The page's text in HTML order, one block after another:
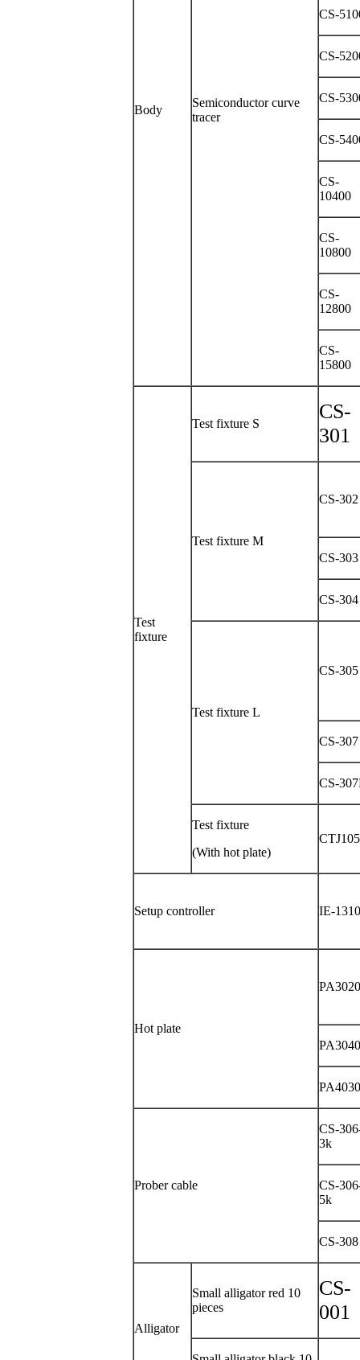
Body
Semiconductor curve
tracer
CS-
CS-
CS-
CS-
CS-
10400
CS-
10800
CS-
12800
CS-
15800
Test
fixture
Test fixture S
CS-
301
Test fixture M
CS-302
CS-303
CS-304
Test fixture L
CS-305
CS-307
CS-
Test fixture
(With hot plate)
Setup controller IE-1310
Hot plate
PA3020
PA3040
PA4030
Prober cable
CS-
3k
CS-
5k
CS-308
Alligator
Small alligator red 10
pieces
CS-
001